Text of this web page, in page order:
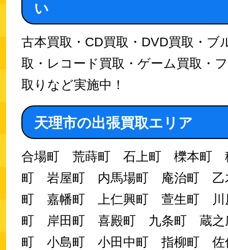
い
古本買取・CD買取・DVD買取・ブ
取・レコード買取・ゲーム買取・
取りなど実施中！
天理市の出張買取エリア
合場町 荒蒔町 石上町 櫟本町
町 岩屋町 内馬場町 庵治町 乙
町 嘉幡町 上仁興町 萱生町 川
町 岸田町 喜殿町 九条町 蔵之
町 小島町 小田中町 指柳町 佐